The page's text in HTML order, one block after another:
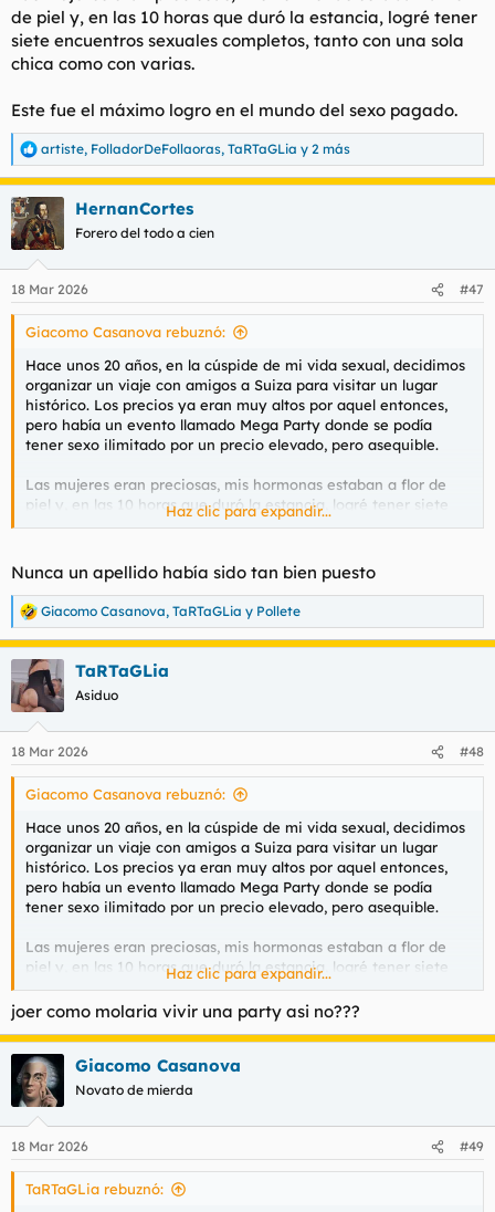
de piel y, en las 10 horas que duró la estancia, logré tener
siete encuentros sexuales completos, tanto con una sola
chica como con varias.
Este fue el máximo logro en el mundo del sexo pagado.
R
e
a
c
c
i
e
s
artiste, FolladorDeFollaoras, TaRTaGLia y 2 más
HernanCortes
Forero del todo a cien
18 Mar 2026 #47
Giacomo Casanova rebuznó:
Hace unos 20 años, en la cúspide de mi vida sexual, decidimos
organizar un viaje con amigos a Suiza para visitar un lugar
histórico. Los precios ya eran muy altos por aquel entonces,
pero había un evento llamado Mega Party donde se podía
tener sexo ilimitado por un precio elevado, pero asequible.
Las mujeres eran preciosas, mis hormonas estaban a flor de
piel y, en las 10 horas que duró la estancia, logré tener siete
encuentros sexuales completos, tanto con una sola chica como
Este fue el máximo logro en el mundo del sexo pagado.
Haz clic para expandir...
Nunca un apellido había sido tan bien puesto
R
e
a
c
i
e
s
Giacomo Casanova, TaRTaGLia y Pollete
TaRTaGLia
Asiduo
18 Mar 2026 #48
Giacomo Casanova rebuznó:
Hace unos 20 años, en la cúspide de mi vida sexual, decidimos
organizar un viaje con amigos a Suiza para visitar un lugar
histórico. Los precios ya eran muy altos por aquel entonces,
pero había un evento llamado Mega Party donde se podía
tener sexo ilimitado por un precio elevado, pero asequible.
Las mujeres eran preciosas, mis hormonas estaban a flor de
piel y, en las 10 horas que duró la estancia, logré tener siete
encuentros sexuales completos, tanto con una sola chica como
con varias.
Este fue el máximo logro en el mundo del sexo pagado.
Haz clic para expandir...
joer como molaria vivir una party asi no???
Giacomo Casanova
Novato de mierda
18 Mar 2026 #49
TaRTaGLia rebuznó: